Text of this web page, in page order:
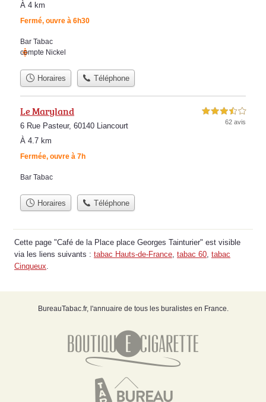
À 4 km
Fermé, ouvre à 6h30
Bar Tabac
compte Nickel
Horaires Téléphone
Le Maryland
6 Rue Pasteur, 60140 Liancourt
À 4.7 km
Fermée, ouvre à 7h
3,5 étoiles sur 5
62 avis
Bar Tabac
Horaires Téléphone
Cette page "Café de la Place place Georges Tainturier" est visible
via les liens suivants : tabac Hauts-de-France tabac 60 tabac
Cinqueux
BureauTabac.fr, l'annuaire de tous les buralistes en France.